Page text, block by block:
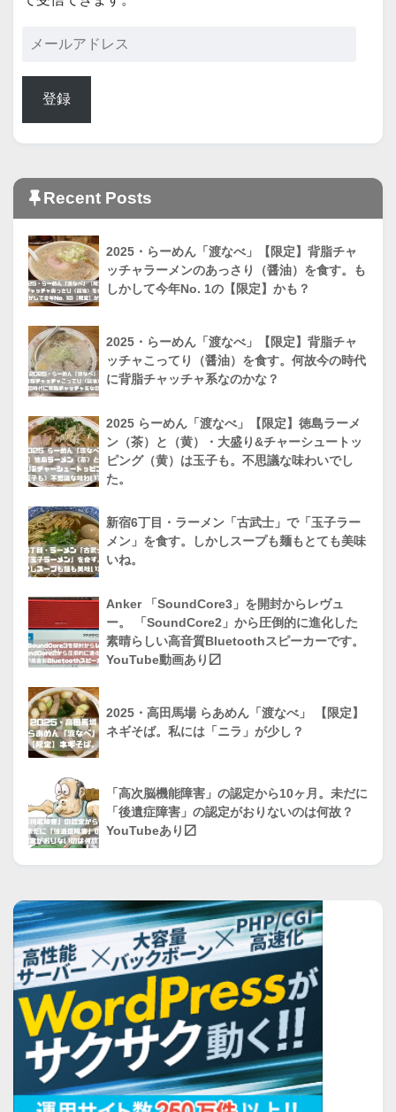
登録
Recent Posts
2025・らーめん「渡なべ」【限定】背脂チャ
ッチャラーメンのあっさり（醤油）を食す。も
しかして今年No. 1の【限定】かも？
2025・らーめん「渡なべ」【限定】背脂チャ
ッチャこってり（醤油）を食す。何故今の時代
に背脂チャッチャ系なのかな？
2025 らーめん「渡なべ」【限定】徳島ラーメ
ン（茶）と（黄）・大盛り&チャーシュートッ
ピング（黄）は玉子も。不思議な味わいでし
た。
新宿6丁目・ラーメン「古武士」で「玉子ラー
メン」を食す。しかしスープも麺もとても美味
いね。
Anker 「SoundCore3」を開封からレヴュ
ー。 「SoundCore2」から圧倒的に進化した
素晴らしい高音質Bluetoothスピーカーです。
YouTube動画あり〼
2025・高田馬場 らあめん「渡なべ」 【限定】
ネギそば。私には「ニラ」が少し？
「高次脳機能障害」の認定から10ヶ月。未だに
「後遺症障害」の認定がおりないのは何故？
YouTubeあり〼